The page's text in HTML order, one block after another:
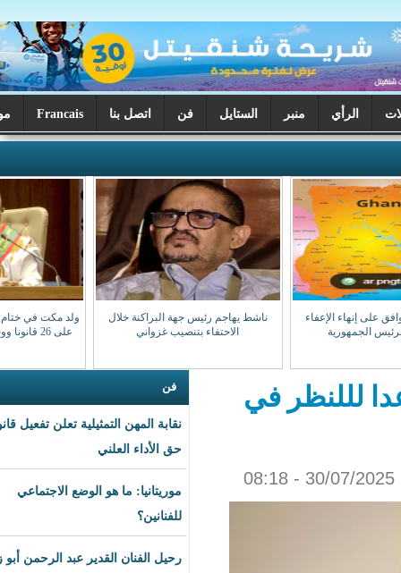
الستايل فن اتصل بنا Francais موريتانيا اليوم
ناشط يهاجم رئيس جهة البراكنة خلال
الاحتفاء بتنصيب غزواني
ولد مكت في ختام دورة البرلمان: صادقنا
على 26 قانونا ووجهنا 28 سؤالا للوزراء
فن
نقابة المهن التمثيلية تعلن تفعيل قانون
موريتانيا: ما هو الوضع الاجتماعي
رحيل الفنان القدير عبد الرحمن أبو زهرة
في